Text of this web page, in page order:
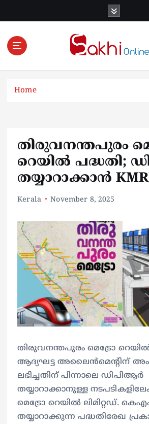
Online News Portal
Home
തിരുവനന്തപുരം
റെയിൽ പദ്ധതി;
തയ്യാറാക്കാൻ
Kerala November 8, 2025
തിരുവനന്തപുരം മെട്രോ
ആദ്യഘട്ട അലൈൻമെന്റിന്
ലഭിച്ചതിന് പിന്നാലെ ഡിപിആർ
തയ്യാറാക്കാനുള്ള
മെട്രോ റെയിൽ ലിമിറ്റഡ്.
തയ്യാറാക്കുന്ന പദ്ധതിരേഖ